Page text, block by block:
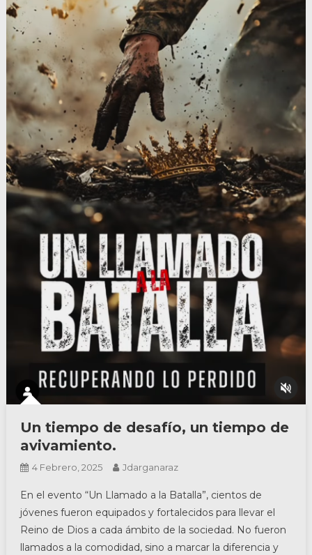
Un tiempo de desafío, un tiempo de
avivamiento.
4 Febrero, 2025 Jdarganaraz
En el evento “Un Llamado a la Batalla”, cientos de
jóvenes fueron equipados y fortalecidos para llevar el
Reino de Dios a cada ámbito de la sociedad. No fueron
llamados a la comodidad, sino a marcar la diferencia y